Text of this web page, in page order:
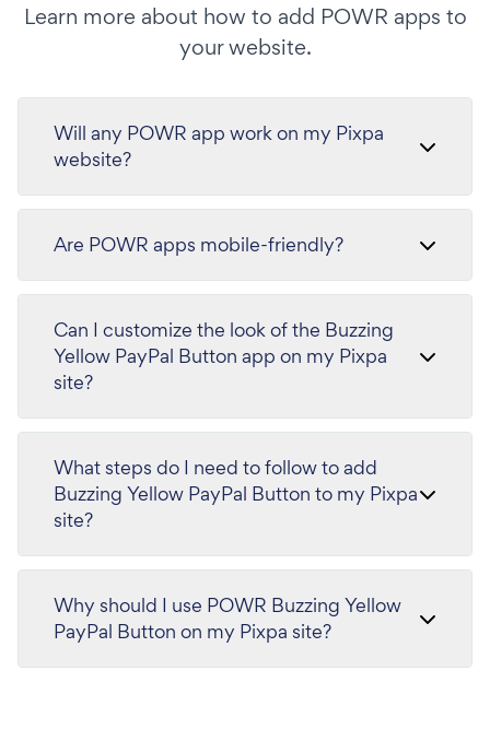
Learn more about how to add POWR apps to
your website.
Will any POWR app work on my Pixpa
website?
Are POWR apps mobile-friendly?
Can I customize the look of the Buzzing
Yellow PayPal Button app on my Pixpa
site?
What steps do I need to follow to add
Buzzing Yellow PayPal Button to my Pixpa
site?
Why should I use POWR Buzzing Yellow
PayPal Button on my Pixpa site?